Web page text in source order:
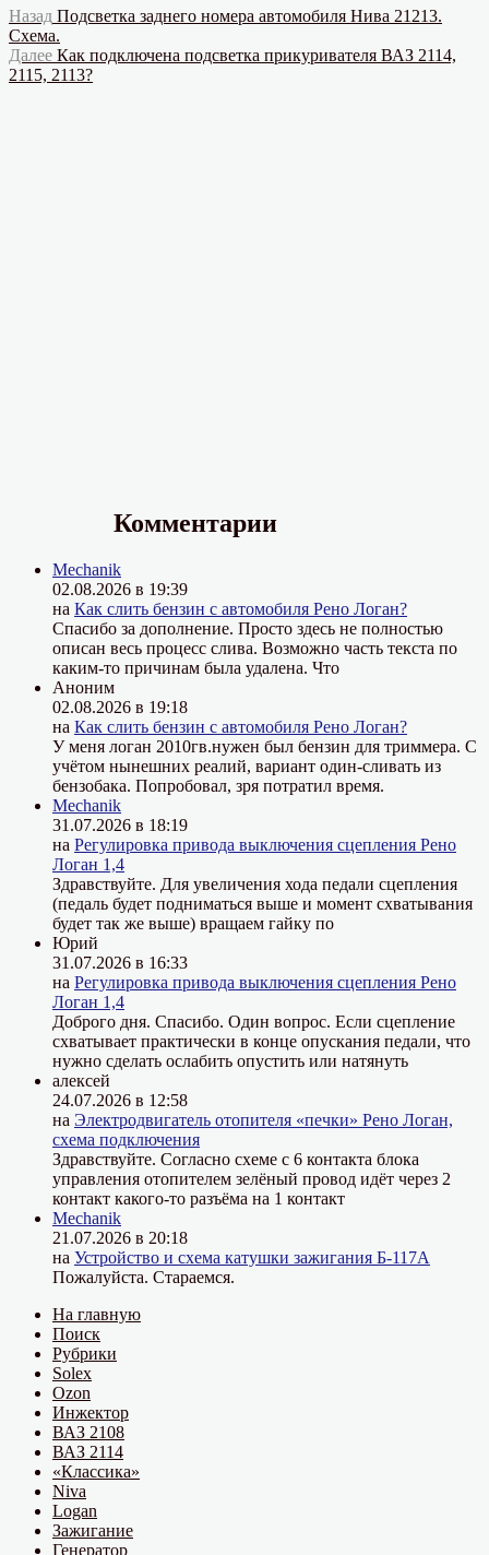
Навигация
по
записям
Назад Предыдущая
Подсветка заднего номера автомобиля Нива 21213.
Схема.
Далее Следующая
запись:
Как подключена подсветка прикуривателя ВАЗ 2114,
2115, 2113?
Комментарии
Mechanik
02.08.2026 в 19:39
на Как слить бензин с автомобиля Рено Логан?
Спасибо за дополнение. Просто здесь не полностью
описан весь процесс слива. Возможно часть текста по
каким-то причинам была удалена. Что
Аноним
02.08.2026 в 19:18
на Как слить бензин с автомобиля Рено Логан?
У меня логан 2010гв.нужен был бензин для триммера. С
учётом нынешних реалий, вариант один-сливать из
бензобака. Попробовал, зря потратил время.
Mechanik
31.07.2026 в 18:19
на Регулировка привода выключения сцепления Рено
Логан 1,4
Здравствуйте. Для увеличения хода педали сцепления
(педаль будет подниматься выше и момент схватывания
будет так же выше) вращаем гайку по
Юрий
31.07.2026 в 16:33
на Регулировка привода выключения сцепления Рено
Логан 1,4
Доброго дня. Спасибо. Один вопрос. Если сцепление
схватывает практически в конце опускания педали, что
нужно сделать ослабить опустить или натянуть
алексей
24.07.2026 в 12:58
на Электродвигатель отопителя «печки» Рено Логан,
схема подключения
Здравствуйте. Согласно схеме с 6 контакта блока
управления отопителем зелёный провод идёт через 2
контакт какого-то разъёма на 1 контакт
Mechanik
21.07.2026 в 20:18
на Устройство и схема катушки зажигания Б-117А
Пожалуйста. Стараемся.
На главную
Поиск
Рубрики
Solex
Ozon
Инжектор
ВАЗ 2108
ВАЗ 2114
«Классика»
Niva
Logan
Зажигание
Генератор